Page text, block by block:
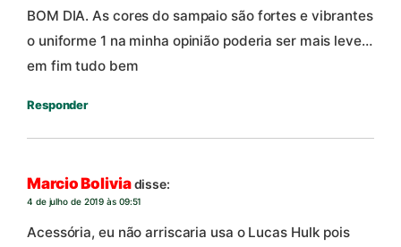
BOM DIA. As cores do sampaio são fortes e vibrantes
o uniforme 1 na minha opinião poderia ser mais leve…
em fim tudo bem
Responder
Marcio Boliviadisse:
4 de julho de 2019 às 09:51
Acessória, eu não arriscaria usa o Lucas Hulk pois